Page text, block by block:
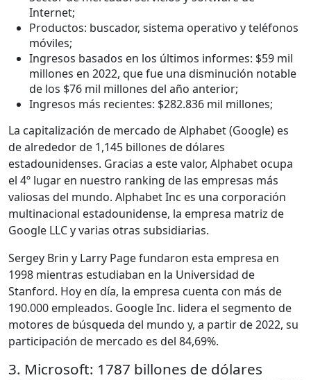
Internet;
Productos: buscador, sistema operativo y teléfonos
móviles;
Ingresos basados en los últimos informes: $59 mil
millones en 2022, que fue una disminución notable
de los $76 mil millones del año anterior;
Ingresos más recientes: $282.836 mil millones;
La capitalización de mercado de Alphabet (Google) es
de alrededor de 1,145 billones de dólares
estadounidenses. Gracias a este valor, Alphabet ocupa
el 4º lugar en nuestro ranking de las empresas más
valiosas del mundo. Alphabet Inc es una corporación
multinacional estadounidense, la empresa matriz de
Google LLC y varias otras subsidiarias.
Sergey Brin y Larry Page fundaron esta empresa en
1998 mientras estudiaban en la Universidad de
Stanford. Hoy en día, la empresa cuenta con más de
190.000 empleados. Google Inc. lidera el segmento de
motores de búsqueda del mundo y, a partir de 2022, su
participación de mercado es del 84,69%.
3. Microsoft: 1787 billones de dólares